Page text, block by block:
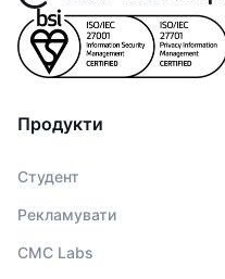
Продукти
Студент
Рекламувати
CMC Labs